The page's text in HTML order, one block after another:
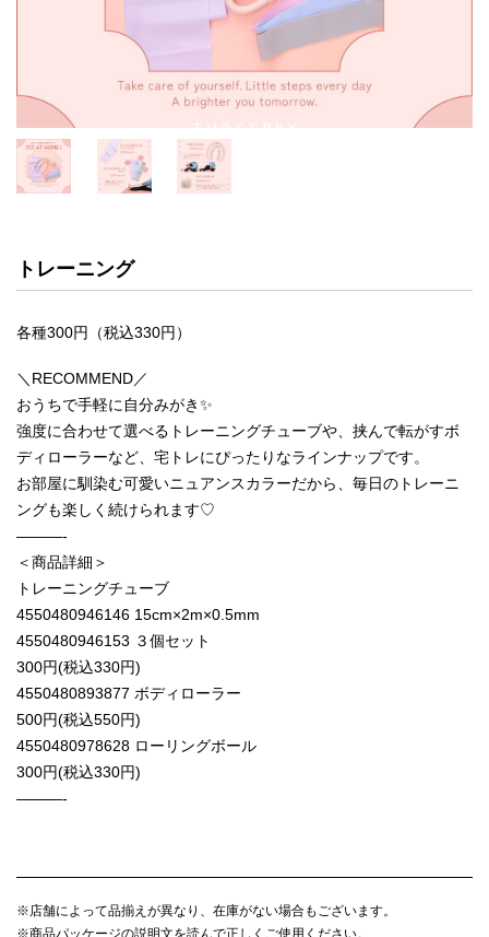
トレーニング
各種300円（税込330円）
＼RECOMMEND／
おうちで手軽に自分みがき✨
強度に合わせて選べるトレーニングチューブや、挟んで転がすボ
ディローラーなど、宅トレにぴったりなラインナップです。
お部屋に馴染む可愛いニュアンスカラーだから、毎日のトレーニ
ングも楽しく続けられます♡
———-
＜商品詳細＞
トレーニングチューブ
4550480946146 15cm×2m×0.5mm
4550480946153 ３個セット
300円(税込330円)
4550480893877 ボディローラー
500円(税込550円)
4550480978628 ローリングボール
300円(税込330円)
———-
※店舗によって品揃えが異なり、在庫がない場合もございます。